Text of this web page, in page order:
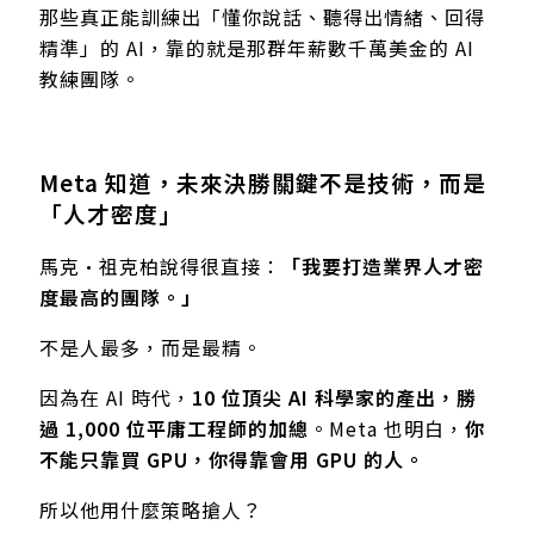
那些真正能訓練出「懂你說話、聽得出情緒、回得
精準」的 AI，靠的就是那群年薪數千萬美金的 AI
教練團隊。
Meta 知道，未來決勝關鍵不是技術，而是
「人才密度」
馬克·祖克柏說得很直接：
「我要打造業界人才密
度最高的團隊。」
不是人最多，而是最精。
因為在 AI 時代， 10 位頂尖 AI 科學家的產出，勝
過 1,000 位平庸工程師的加總 。Meta 也明白， 你
不能只靠買 GPU，你得靠會用 GPU 的人。
所以他用什麼策略搶人？